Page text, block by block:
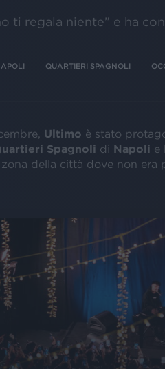
ti regala niente” e ha
QUARTIERI SPAGNOLI
Ultimo è stato
Spagnoli di Napoli e
della città dove non era